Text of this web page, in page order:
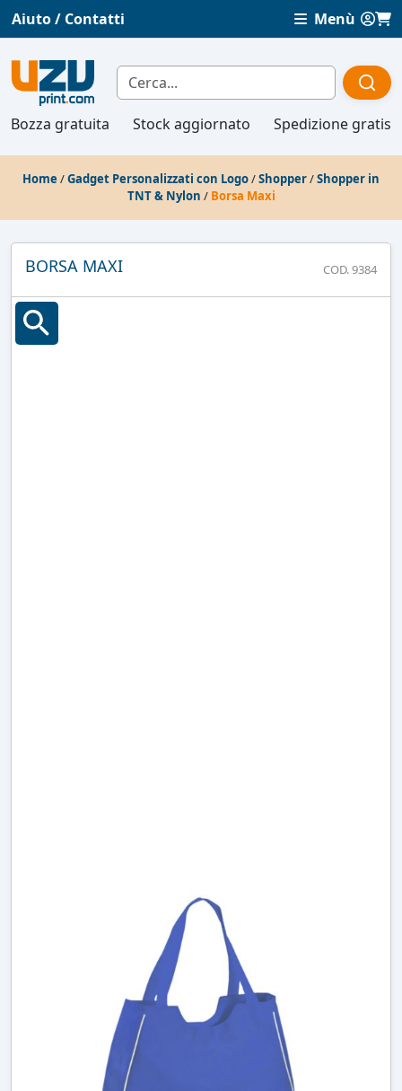
Aiuto / Contatti Menù
Bozza gratuita Stock aggiornato Spedizione gratis
Home /Gadget Personalizzati con Logo/Shopper/Shopper in
TNT & Nylon / Borsa Maxi
BORSA MAXI COD. 9384